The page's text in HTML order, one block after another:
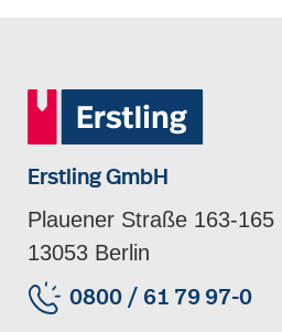
Erstling GmbH
Plauener Straße 163-165
13053 Berlin
0800 / 61 79 97-0